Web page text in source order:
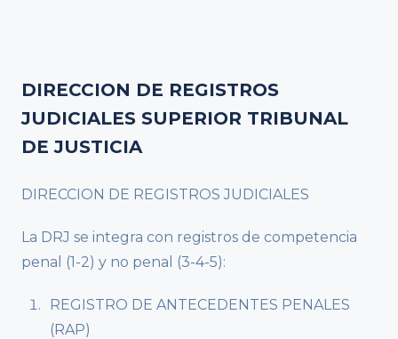
DIRECCION DE REGISTROS
JUDICIALES SUPERIOR TRIBUNAL
DE JUSTICIA
DIRECCION DE REGISTROS JUDICIALES
La DRJ se integra con registros de competencia
penal (1-2) y no penal (3-4-5):
REGISTRO DE ANTECEDENTES PENALES
(RAP)